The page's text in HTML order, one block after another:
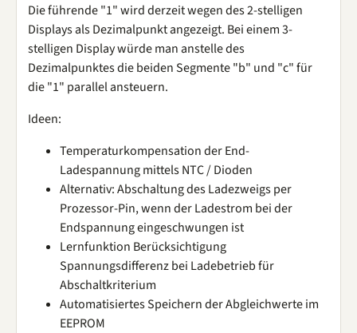
Die führende "1" wird derzeit wegen des 2-stelligen
Displays als Dezimalpunkt angezeigt. Bei einem 3-
stelligen Display würde man anstelle des
Dezimalpunktes die beiden Segmente "b" und "c" für
die "1" parallel ansteuern.
Ideen:
Temperaturkompensation der End-
Ladespannung mittels NTC / Dioden
Alternativ: Abschaltung des Ladezweigs per
Prozessor-Pin, wenn der Ladestrom bei der
Endspannung eingeschwungen ist
Lernfunktion Berücksichtigung
Spannungsdifferenz bei Ladebetrieb für
Abschaltkriterium
Automatisiertes Speichern der Abgleichwerte im
EEPROM